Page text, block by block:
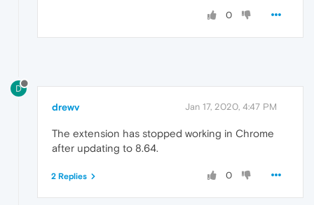
0
D
drewv Jan 17, 2020, 4:47 PM
The extension has stopped working in Chrome
after updating to 8.64.
0
2 Replies